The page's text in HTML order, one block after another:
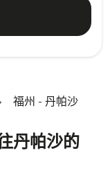
福州 - 丹帕沙
丹帕沙的
您的筛选条件。